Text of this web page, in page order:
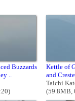
Buzzards
..
Kettle of
and
Taichi
(59.8MB,